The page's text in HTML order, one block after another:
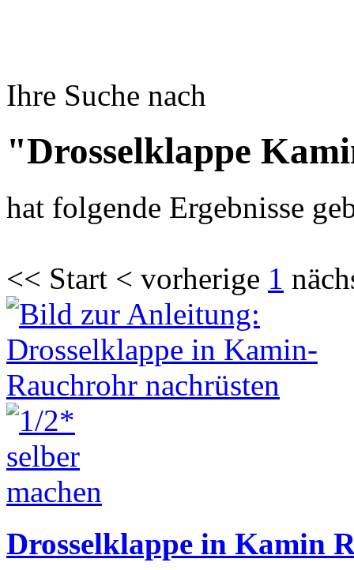
Ihre Suche nach
"Drosselklappe
hat folgende Ergebnisse
<< Start < vorherige 1
Drosselklappe in Kamin